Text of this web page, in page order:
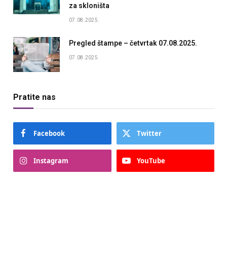
za skloništa
07.08.2025.
Pregled štampe – četvrtak 07.08.2025.
07.08.2025.
Pratite nas
Facebook Twitter
Instagram YouTube